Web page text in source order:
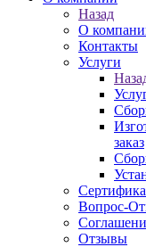
Назад
О
Контакты
Услуги
заказ
Вопрос-
Отзывы